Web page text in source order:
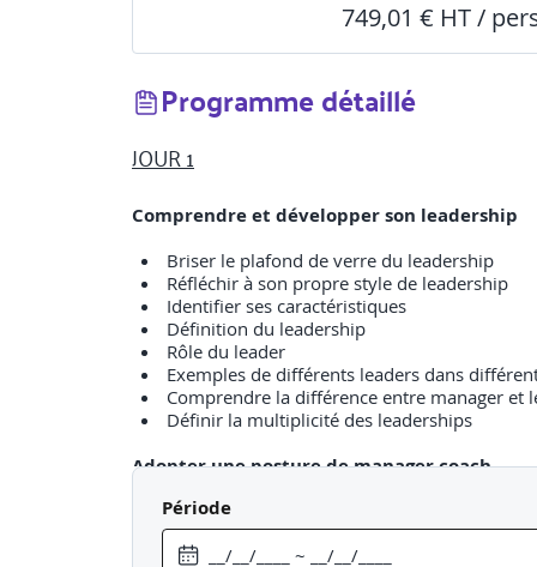
749,01 € HT /
Programme détaillé
JOUR 1
Comprendre et développer son leadership
Briser le plafond de verre du leadership
Réfléchir à son propre style de leadership
Identifier ses caractéristiques
Définition du leadership
Rôle du leader
Exemples de différents leaders dans
Comprendre la différence entre manager et
Définir la multiplicité des leaderships
Adopter une posture de manager coach
Maîtriser l’affirmation de soi
Être assertif
Application de la méthode DESC avec les 5
Période